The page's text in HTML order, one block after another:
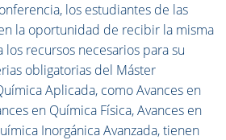
los estudiantes de las
la oportunidad de recibir la misma
recursos necesarios para su
obligatorias del Máster
Aplicada, como Avances en
en Química Física, Avances en
Inorgánica Avanzada, tienen